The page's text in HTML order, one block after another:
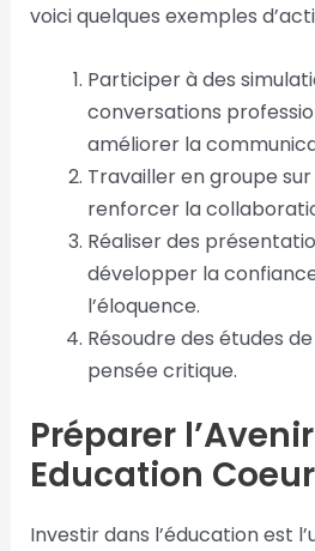
voici quelques exemples
Participer à des
conversations
améliorer la
Travailler en groupe
renforcer la
Réaliser des
développer la
l’éloquence.
Résoudre des études
pensée critique.
Préparer
Education Coeur
Investir dans l’éducation est